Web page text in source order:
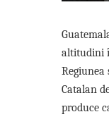
Capsule de Cafea
altitudini
Regiunea
Catalan
produce